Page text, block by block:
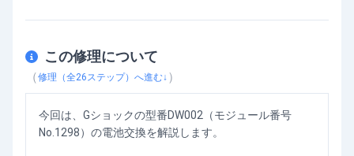
GショックDW002の電池交換（No.1298）
この修理について
（修理（全26 ステップ）へ進む↓ ）
今回は、Gショックの型番DW002（モジュール番号
No.1298）の電池交換を解説します。